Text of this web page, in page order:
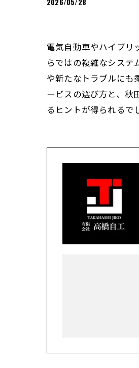
電気自動車やハイブリ
らではの複雑なシス
や新たなトラブルにも
ービスの選び方と、秋
るヒントが得られるで